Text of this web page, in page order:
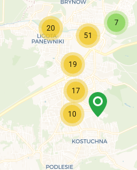
20
51
7
19
17
10